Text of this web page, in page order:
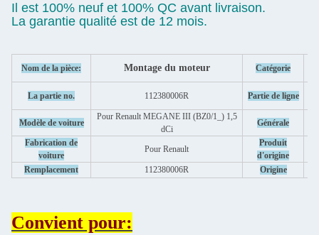
Il est 100% neuf et 100% QC avant livraison.
La garantie qualité est de 12 mois.
Nom de la pièce: Montage du moteur Catégorie
La partie no. 112380006R Partie de ligne
Modèle de voiture
Pour Renault MEGANE III (BZ0/1_) 1,5
dCi
Générale
Fabrication de
voiture
Pour Renault
Produit
d'origine
Remplacement
112380006R Origine
Convient pour: